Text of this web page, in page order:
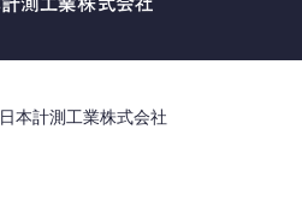
日本計測工業株式会社